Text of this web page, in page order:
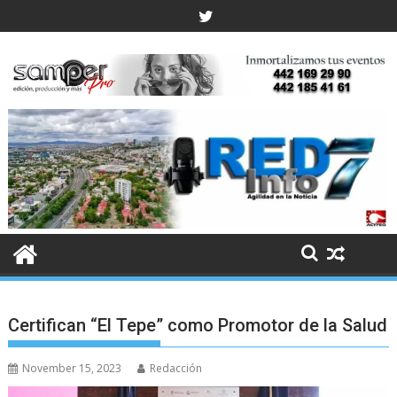
to
Certifican “El Tepe” como Promotor de la Salud
November 15, 2023 Redacción